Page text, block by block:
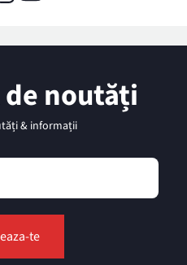
noutăți
& informații